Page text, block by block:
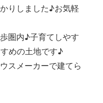
りしました♪お気軽
圏内♪子育てしやす
めの土地です♪
スメーカーで建てら